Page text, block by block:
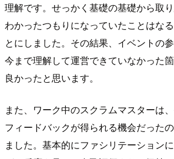
理解です。せっかく基礎の基礎から取り
わかったつもりになっていたことはな
とにしました。その結果、イベントの
今まで理解して運営できていなかった
良かったと思います。
また、ワーク中のスクラムマスターは
フィードバックが得られる機会だった
ました。基本的にファシリテーション